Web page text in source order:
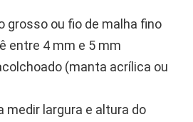
grosso ou fio de malha fino
entre 4 mm e 5 mm
(manta acrílica ou
medir largura e altura do